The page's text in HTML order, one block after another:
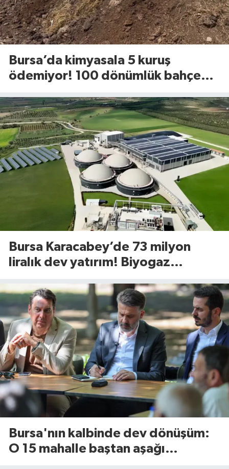
Bursa’da kimyasala 5 kuruş
ödemiyor! 100 dönümlük bahçede
Bursa Karacabey’de 73 milyon
liralık dev yatırım! Biyogaz
yükseliyor
Bursa'nın kalbinde dev dönüşüm:
O 15 mahalle baştan aşağı